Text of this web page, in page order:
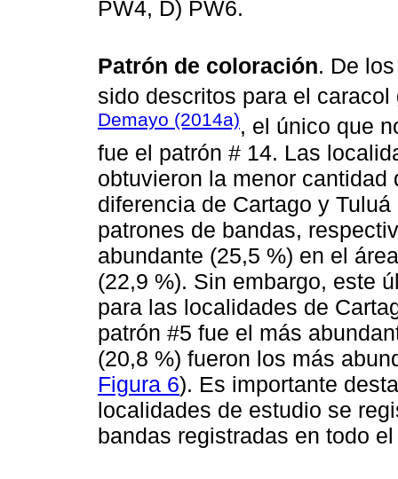
PW4, D) PW6.
Patrón de coloración. De
sido descritos para el
Demayo (2014a), el único que
fue el patrón # 14. Las
obtuvieron la menor
diferencia de Cartago y
patrones de bandas,
abundante (25,5 %) en el
(22,9 %). Sin embargo, este
para las localidades de
patrón #5 fue el más
(20,8 %) fueron los más
Figura 6). Es importante
localidades de estudio se
bandas registradas en todo